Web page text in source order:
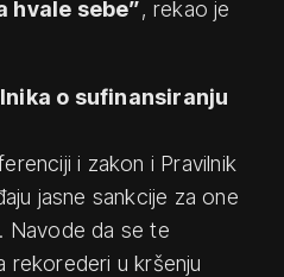
hvale sebe”, rekao je
o sufinansiranju
i zakon i Pravilnik
jasne sankcije za one
Navode da se te
rekorederi u kršenju